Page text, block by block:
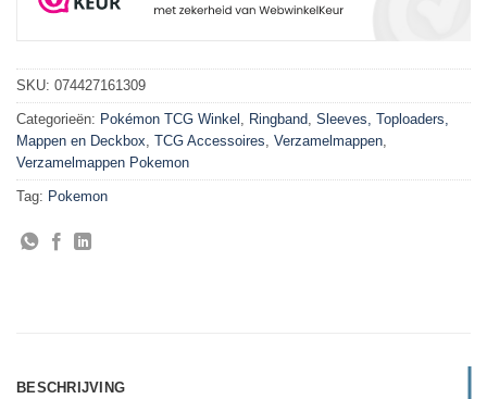
SKU: 074427161309
Categorieën: Pokémon TCG Winkel , Ringband, Sleeves, Toploaders,
Mappen en Deckbox, TCG Accessoires, Verzamelmappen,
Verzamelmappen Pokemon
Tag: Pokemon
BESCHRIJVING